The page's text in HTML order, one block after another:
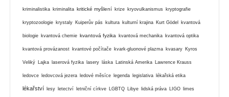
kriminalistika kriminalita kritické myšlení krize kryovulkanismus kryptografie
kryptozoologie krystaly Kuiperův pás kultura kulturní krajina Kurt Gödel kvantová
biologie kvantová chemie kvantová fyzika kvantová mechanika kvantová optika
kvantová provázanost kvantové počítače kvark-gluonové plazma kvasary Kyros
Veliký Lajka laserová fyzika lasery láska Latinská Amerika Lawrence Krauss
ledovce ledovcová jezera ledové měsíce legenda legislativa lékařská etika
lékařství lesy letectví letniční církve LGBTQ Libye lidská práva LIGO limes